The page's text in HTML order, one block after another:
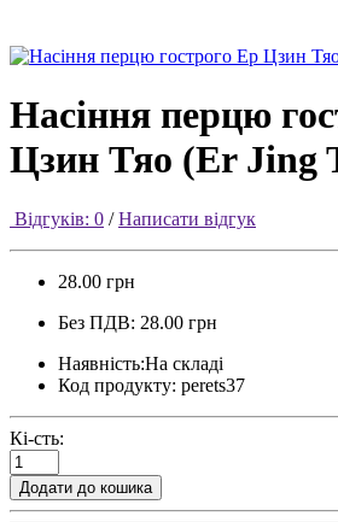
Насіння перцю
Цзин Тяо (Er Jing
Відгуків: 0 /Написати відгук
28.00 грн
Без ПДВ: 28.00 грн
Наявність:На складі
Код продукту: perets37
Кі-сть:
Додати до кошика